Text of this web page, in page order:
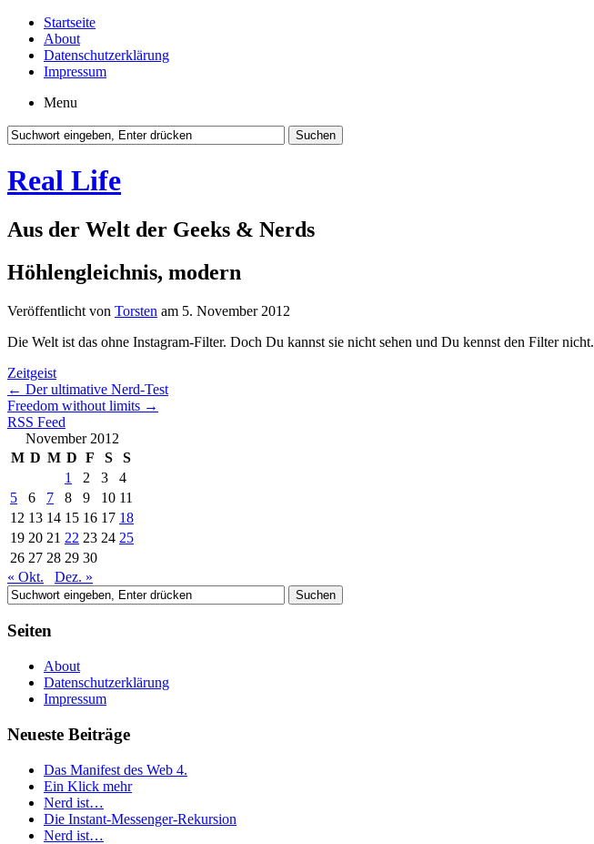
Startseite
About
Datenschutzerklärung
Impressum
Menu
Real Life
Aus der Welt der Geeks & Nerds
Höhlengleichnis, modern
Veröffentlicht von Torsten am 5. November 2012
Die Welt ist das ohne Instagram-Filter. Doch Du kannst sie nicht sehen und Du kennst den Filter nicht.
Zeitgeist
← Der ultimative Nerd-Test
Freedom without limits →
RSS Feed
November 2012
M D M D F S
S
1
2 3
4
5
6 7 8 9 10 11
12 13 14 15 16 17 18
19 20 21 22 23 24 25
26 27 28 29 30
« Okt.
Dez. »
Seiten
About
Datenschutzerklärung
Impressum
Neueste Beiträge
Das Manifest des Web 4.
Ein Klick mehr
Nerd ist…
Die Instant-Messenger-Rekursion
Nerd ist…